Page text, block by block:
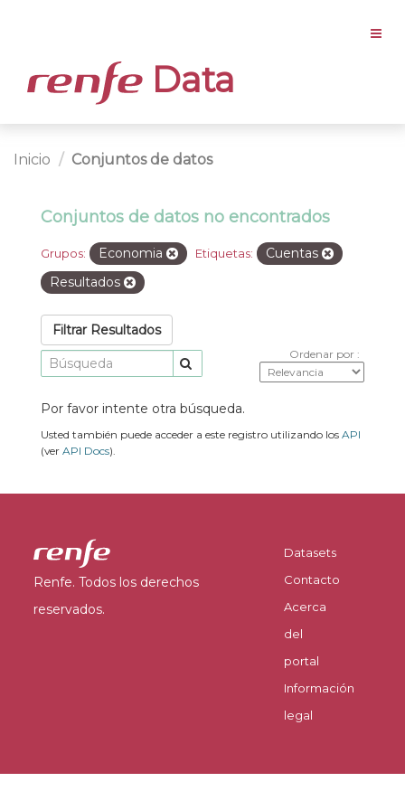
Data
Inicio Conjuntos de datos
Conjuntos de datos no encontrados
Grupos: Economia Etiquetas:
Cuentas
Resultados
Filtrar Resultados
Ordenar por
Por favor intente otra búsqueda.
Usted también puede acceder a este registro utilizando los API
(ver API Docs).
Renfe. Todos los derechos
reservados.
Datasets
Contacto
Acerca
del
portal
Información
legal